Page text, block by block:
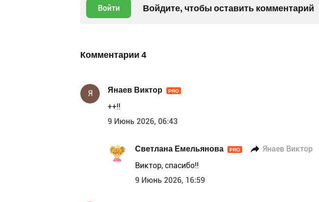
Войти Войдите, чтобы оставить комментарий
Комментарии 4
Я Янаев Виктор PRO
++!!
9 Июнь 2026, 06:43
Светлана Емельянова PRO Янаев Виктор
Виктор, спасибо!!
9 Июнь 2026, 16:59